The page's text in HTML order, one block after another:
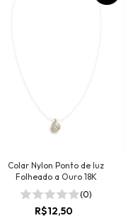
Colar Nylon Ponto de luz
Folheado a Ouro 18K
(0)
R$12,50